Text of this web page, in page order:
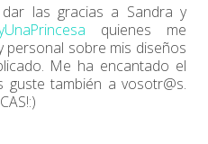
las gracias a Sandra y
quienes me
personal sobre mis diseños
Me ha encantado el
también a vosotr@s.